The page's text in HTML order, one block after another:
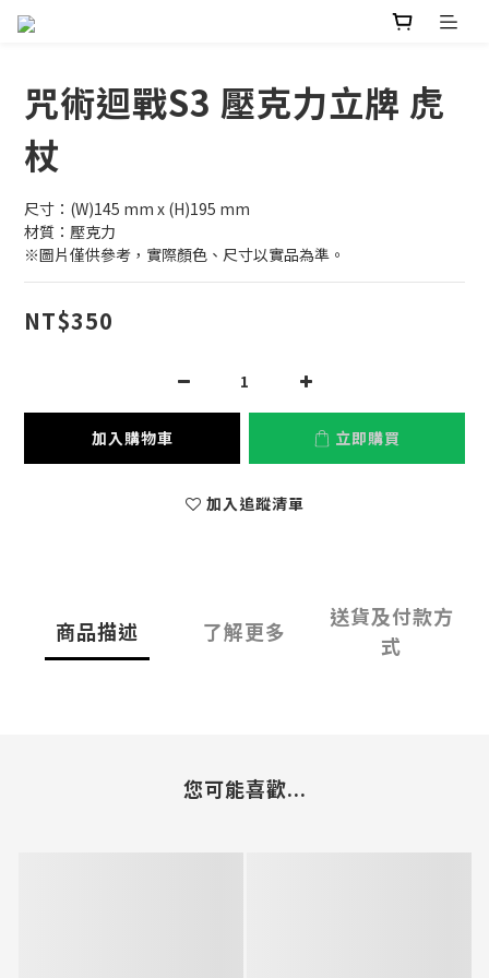
咒術迴戰S3 壓克力立牌 虎
杖
尺寸：(W)145 mm x (H)195 mm
材質：壓克力
※圖片僅供參考，實際顏色、尺寸以實品為準。
NT$350
加入購物車 立即購買
加入追蹤清單
商品描述 了解更多
送貨及付款方
式
您可能喜歡...